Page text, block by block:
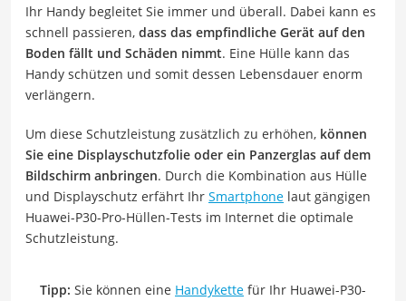
Ihr Handy begleitet Sie immer und überall. Dabei kann es
schnell passieren, dass das empfindliche Gerät auf den
Boden fällt und Schäden nimmt. Eine Hülle kann das
Handy schützen und somit dessen Lebensdauer enorm
verlängern.
Um diese Schutzleistung zusätzlich zu erhöhen, können
Sie eine Displayschutzfolie oder ein Panzerglas auf dem
Bildschirm anbringen. Durch die Kombination aus Hülle
und Displayschutz erfährt Ihr Smartphone laut gängigen
Huawei-P30-Pro-Hüllen-Tests im Internet die optimale
Schutzleistung.
Tipp: Sie können eine Handykette für Ihr Huawei-P30-